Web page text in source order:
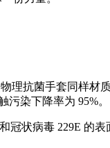
抗菌手套同样材
染下降率为 95%。
状病毒 229E 的表